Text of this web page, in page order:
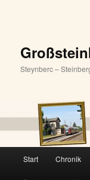
Steynberc –
Start Chronik